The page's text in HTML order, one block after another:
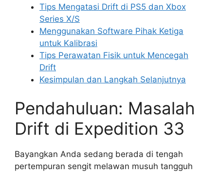
Tips Mengatasi Drift di PS5 dan Xbox
Series X/S
Menggunakan Software Pihak Ketiga
untuk Kalibrasi
Tips Perawatan Fisik untuk Mencegah
Drift
Kesimpulan dan Langkah Selanjutnya
Pendahuluan: Masalah
Drift di Expedition 33
Bayangkan Anda sedang berada di tengah
pertempuran sengit melawan musuh tangguh